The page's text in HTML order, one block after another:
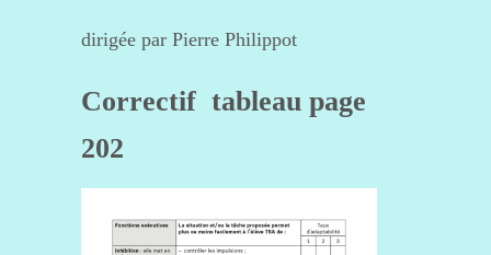
dirigée par Pierre Philippot
Correctif tableau page
202